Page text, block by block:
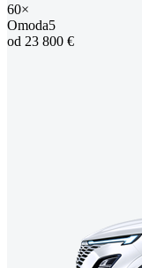
60×
Omoda5
od 23 800 €